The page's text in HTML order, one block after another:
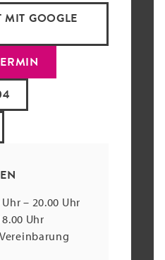
GOOGLE
– 20.00 Uhr
Uhr